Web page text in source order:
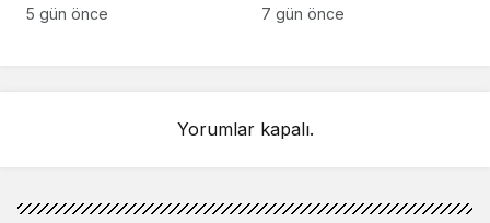
anlarındaki kahreden
5 gün önce
kez Türkiye’de
7 gün önce
Yorumlar kapalı.